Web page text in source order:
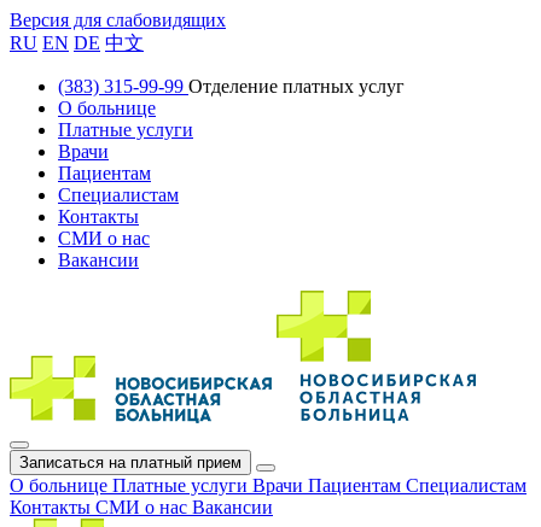
Версия для слабовидящих
RU EN DE 中文
(383) 315-99-99 Отделение платных услуг
О больнице
Платные услуги
Врачи
Пациентам
Специалистам
Контакты
СМИ о нас
Вакансии
Записаться на платный прием
О больнице Платные услуги Врачи Пациентам Специалистам
Контакты СМИ о нас Вакансии